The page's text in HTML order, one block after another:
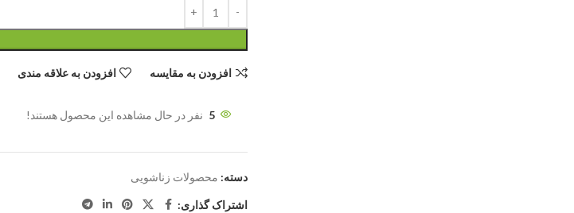
افزودن به مقایسه افزودن به علاقه مندی
5 نفر در حال مشاهده این محصول هستند!
دسته: محصولات زناشویی
اشتراک گذاری: